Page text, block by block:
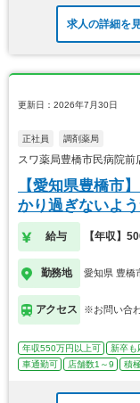
求人の詳細を
更新日：2026年7月30日
正社員 調剤薬局
スワ薬局豊橋市民病院
【愛知県豊橋市
かり過ぎないよ
給与 【年収】
勤務地 愛知県 豊橋
アクセス ※お問い合
年収550万円以上可 新卒も
車通勤可
店舗数1～9 積